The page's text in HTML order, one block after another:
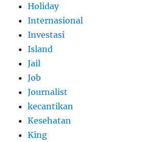
Holiday
Internasional
Investasi
Island
Jail
Job
Journalist
kecantikan
Kesehatan
King